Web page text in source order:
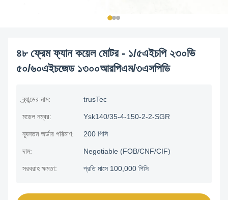
৪৮ ফ্রেম ফ্যান কয়েল মোটর - ১/৫এইচপি ২৩০ভি
৫০/৬০এইচজেড ১৩০০আরপিএম/৩এসপিডি
ব্র্যান্ডের নাম: trusTec
মডেল নম্বর: Ysk140/35-4-150-2-2-SGR
ন্যূনতম অর্ডার পরিমাণ: 200 পিসি
দাম: Negotiable (FOB/CNF/CIF)
সরবরাহ ক্ষমতা: প্রতি মাসে 100,000 পিসি